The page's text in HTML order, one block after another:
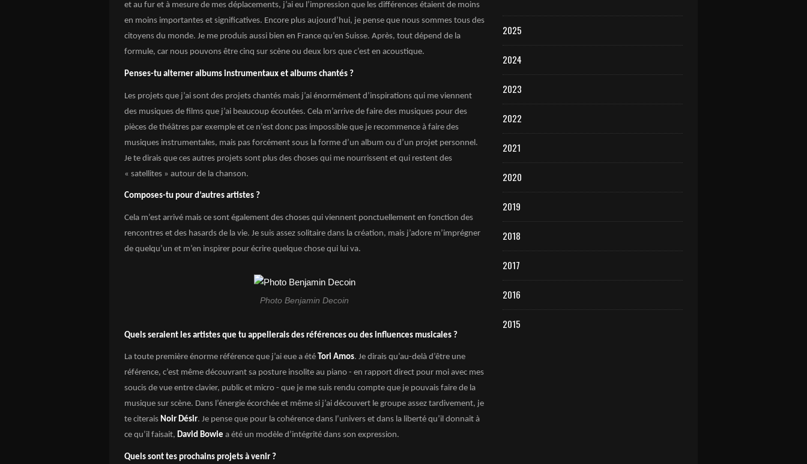
et au fur et à mesure de mes déplacements, j’ai eu l’impression que les différences étaient de moins
en moins importantes et significatives. Encore plus aujourd’hui, je pense que nous sommes tous des
citoyens du monde. Je me produis aussi bien en France qu’en Suisse. Après, tout dépend de la
formule, car nous pouvons être cinq sur scène ou deux lors que c’est en acoustique.
Penses-tu alterner albums instrumentaux et albums chantés ?
Les projets que j’ai sont des projets chantés mais j’ai énormément d’inspirations qui me viennent
des musiques de films que j’ai beaucoup écoutées. Cela m’arrive de faire des musiques pour des
pièces de théâtres par exemple et ce n’est donc pas impossible que je recommence à faire des
musiques instrumentales, mais pas forcément sous la forme d’un album ou d’un projet personnel.
Je te dirais que ces autres projets sont plus des choses qui me nourrissent et qui restent des
« satellites » autour de la chanson.
Composes-tu pour d’autres artistes ?
Cela m’est arrivé mais ce sont également des choses qui viennent ponctuellement en fonction des
rencontres et des hasards de la vie. Je suis assez solitaire dans la création, mais j’adore m’imprégner
de quelqu’un et m’en inspirer pour écrire quelque chose qui lui va.
Photo Benjamin Decoin
Quels seraient les artistes que tu appellerais des références ou des influences musicales ?
La toute première énorme référence que j’ai eue a été Tori Amos. Je dirais qu’au-delà d’être une
référence, c’est même découvrant sa posture insolite au piano - en rapport direct pour moi avec mes
soucis de vue entre clavier, public et micro - que je me suis rendu compte que je pouvais faire de la
musique sur scène. Dans l’énergie écorchée et même si j’ai découvert le groupe assez tardivement, je
te citerais Noir Désir. Je pense que pour la cohérence dans l’univers et dans la liberté qu’il donnait à
ce qu’il faisait, David Bowie a été un modèle d’intégrité dans son expression.
Quels sont tes prochains projets à venir ?
2025
2024
2023
2022
2021
2020
2019
2018
2017
2016
2015